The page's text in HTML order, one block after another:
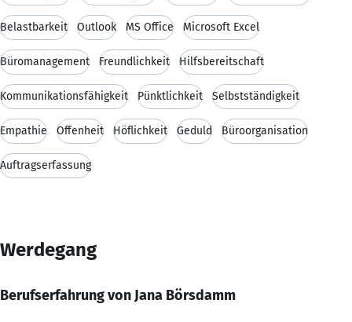
Belastbarkeit Outlook MS Office Microsoft Excel
Büromanagement Freundlichkeit Hilfsbereitschaft
Kommunikationsfähigkeit Pünktlichkeit Selbstständigkeit
Empathie Offenheit Höflichkeit Geduld Büroorganisation
Auftragserfassung
Werdegang
Berufserfahrung von Jana Börsdamm